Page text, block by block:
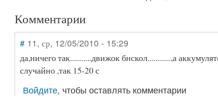
Комментарии
# 11 , ср, 12/05/2010 - 15:29
да,ничего так...........движок бнскол............,а
случайно ,так 15-20 с
Войдите, чтобы оставлять комментарии